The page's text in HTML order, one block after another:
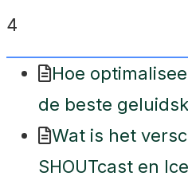
4
Hoe
de beste
Wat is het
SHOUTcast en